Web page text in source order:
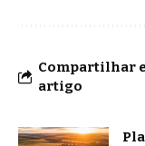
Compartilhar
artigo